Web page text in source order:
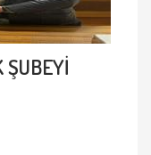
ŞUBEYİ